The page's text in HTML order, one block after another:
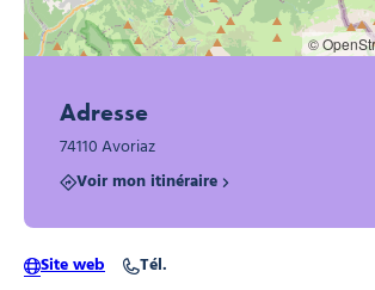
©
Adresse
74110 Avoriaz
Voir mon itinéraire
Site web Tél.